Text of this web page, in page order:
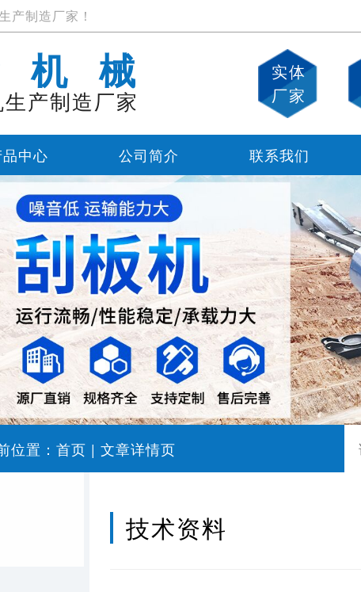
产制造厂家！
机械
产制造厂家
实体
厂家
中心 公司简介 联系我们
位置： 首页 | 文章详情页
技术资料